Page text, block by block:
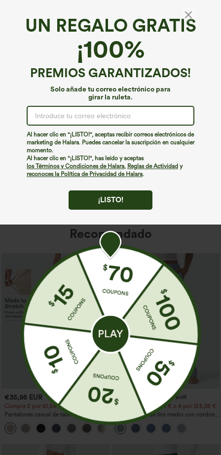
UN REGALO GRATIS
¡100%
PREMIOS GARANTIZADOS!
Solo añade tu correo electrónico para
girar la ruleta.
Al hacer clic en "¡LISTO!", aceptas recibir correos electrónicos de
marketing de Halara. Puedes cancelar la suscripción en cualquier
momento.
Al hacer clic en "¡LISTO!", has leído y aceptas
los Términos y Condiciones de Halara, Reglas de Actividad y
reconoces la Política de Privacidad de Halara.
¡LISTO!
¡Ups!
No podemos encontrar la página que estás buscando.
Seguir comprando
Recomendado
€35,95 EUR
Compra 2 por 61,54 € o 4 por 123,08 €.
Pantalones casual de talle alto y pierna
recta con tacto de lino y bolsillos
+5
€44,95 EUR
€49,95 EUR
Compra 2 por 61,54 € o 4 por 123,08 €.
Jeans casual de tiro medio con cordón y
bolsillos